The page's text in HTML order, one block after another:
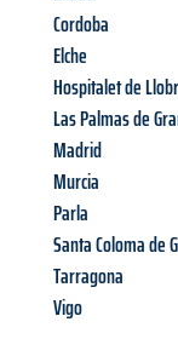
Cordoba
Elche
Hospitalet de
Las Palmas de
Madrid
Murcia
Parla
Santa Coloma de
Tarragona
Vigo